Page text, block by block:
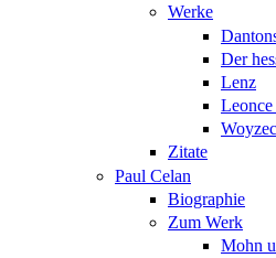
Werke
Der
Lenz
Zitate
Paul Celan
Biographie
Zum Werk
Mohn